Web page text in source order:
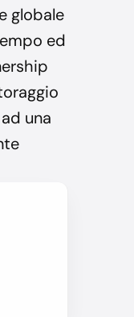
globale
ed
una